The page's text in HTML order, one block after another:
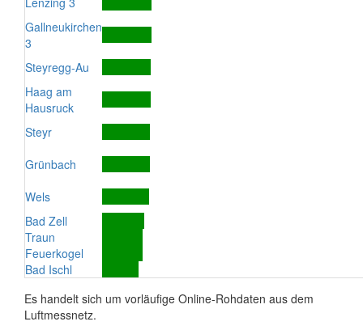
Gallneukirchen
3
Steyregg-Au
Haag am
Hausruck
Steyr
Grünbach
Wels
Bad Zell
Traun
Feuerkogel
Bad Ischl
Es handelt sich um vorläufige Online-Rohdaten aus dem
Luftmessnetz.